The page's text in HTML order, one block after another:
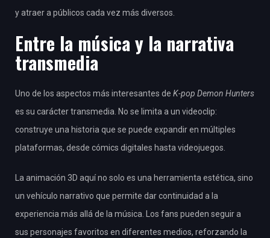
y atraer a públicos cada vez más diversos.
Entre la música y la narrativa
transmedia
Uno de los aspectos más interesantes de K-pop Demon Hunters
es su carácter transmedia. No se limita a un videoclip:
construye una historia que se puede expandir en múltiples
plataformas, desde cómics digitales hasta videojuegos.
La animación 3D aquí no solo es una herramienta estética, sino
un vehículo narrativo que permite dar continuidad a la
experiencia más allá de la música. Los fans pueden seguir a
sus personajes favoritos en diferentes medios, reforzando la